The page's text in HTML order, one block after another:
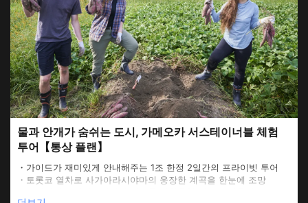
물과 안개가 숨쉬는 도시, 가메오카 서스테이너블 체험
투어【통상 플랜】
・가이드가 재미있게 안내해주는 1조 한정 2일간의 프라이빗 투어
・토롯코 열차로 사가아라시야마의 웅장한 계곡을 한눈에 조망